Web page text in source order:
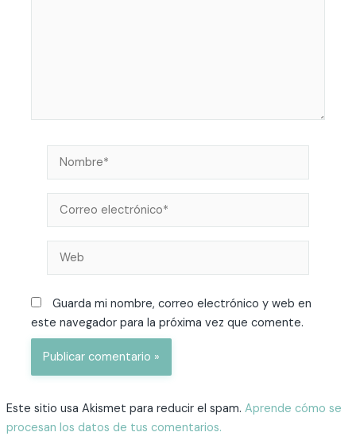
Correo
Web
Guarda mi nombre, correo electrónico y web en
este navegador para la próxima vez que comente.
Este sitio usa Akismet para reducir el spam. Aprende cómo se
procesan los datos de tus comentarios.